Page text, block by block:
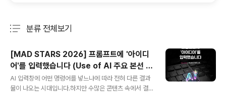
분류 전체보기
[MAD STARS 2026] 프롬프트에 '아이디
어'를 입력했습니다 (Use of AI 주요 본선 진
출작)
AI 입력창에 어떤 명령어를 넣느냐에 따라 전혀 다른 결과
물이 나오는 시대입니다.하지만 수많은 콘텐츠 속에서 결